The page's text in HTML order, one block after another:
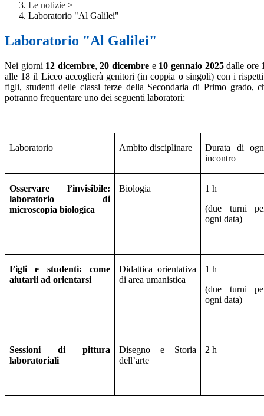
Le notizie >
Laboratorio "Al Galilei"
Laboratorio "Al Galilei"
Nei giorni 12 dicembre,20 dicembre e 10 gennaio 2025dalle ore
alle 18 il Liceo accoglierà genitori (in coppia o singoli) con i
figli, studenti delle classi terze della Secondaria di Primo grado,
potranno frequentare uno dei seguenti laboratori:
Laboratorio Ambito disciplinare
Durata di
incontro
Osservare l’invisibile:
laboratorio di
microscopia biologica
Biologia
1 h
(due turni
ogni data)
Figli e studenti: come
aiutarli ad orientarsi
Didattica orientativa
di area umanistica
1 h
(due turni
ogni data)
Sessioni di pittura
laboratoriali
Disegno e Storia
dell’arte
2 h